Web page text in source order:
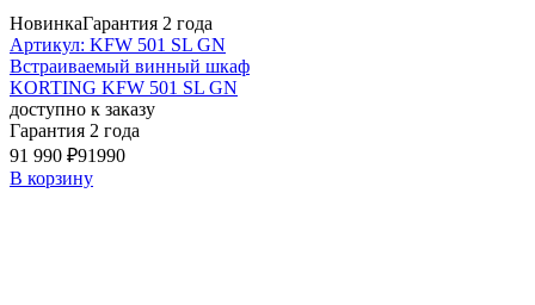
НовинкаГарантия 2 года
Артикул: KFW 501 SL GN
Встраиваемый винный шкаф
KORTING KFW 501 SL GN
доступно к заказу
Гарантия 2 года
91 990 ₽91990
В корзину